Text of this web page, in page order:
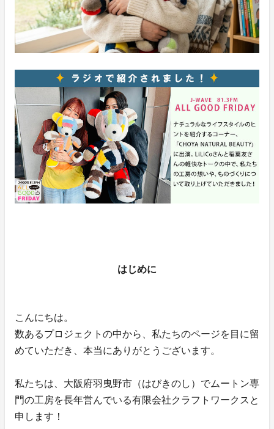
はじめに
こんにちは。
数あるプロジェクトの中から、私たちのページを目に留
めていただき、本当にありがとうございます。
私たちは、大阪府羽曳野市（はびきのし）でムートン専
門の工房を長年営んでいる有限会社クラフトワークスと
申します！